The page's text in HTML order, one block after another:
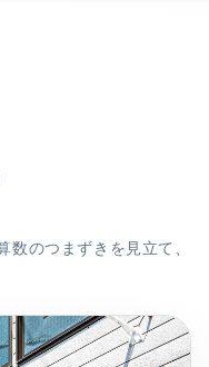
数のつまずきを見立て、